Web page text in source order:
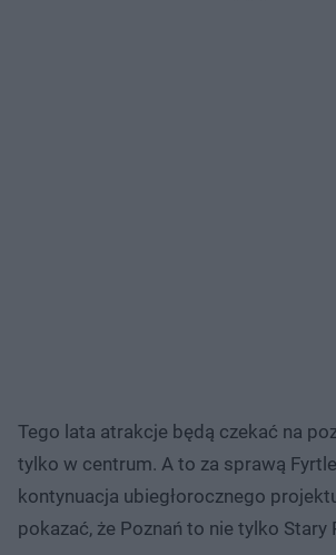
Tego lata atrakcje będą czekać na
tylko w centrum. A to za sprawą
kontynuacja ubiegłorocznego
pokazać, że Poznań to nie tylko Stary